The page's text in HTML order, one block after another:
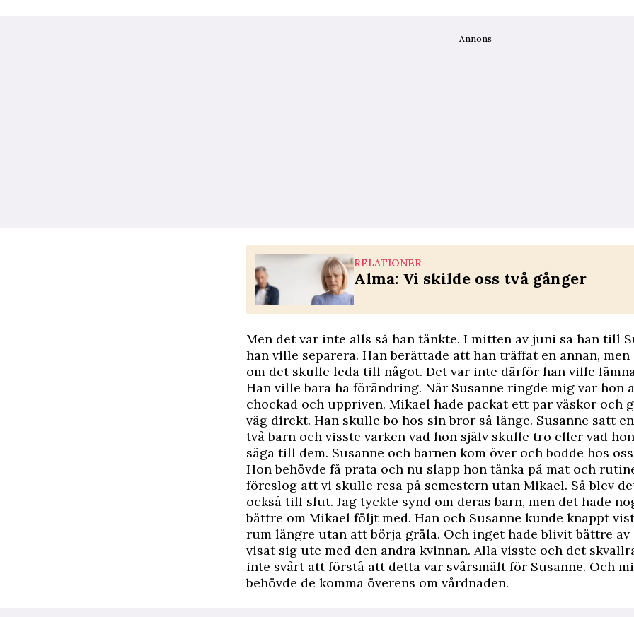
Annons
RELATIONER
Alma: Vi skilde oss två gånger
Men det var inte alls så han tänkte. I mitten av juni sa han till
han ville separera. Han berättade att han träffat en annan,
om det skulle leda till något. Det var inte därför han ville
Han ville bara ha förändring. När Susanne ringde mig var hon
chockad och uppriven. Mikael hade packat ett par väskor och
väg direkt. Han skulle bo hos sin bror så länge. Susanne satt
två barn och visste varken vad hon själv skulle tro eller vad
säga till dem. Susanne och barnen kom över och bodde hos
Hon behövde få prata och nu slapp hon tänka på mat och
föreslog att vi skulle resa på semestern utan Mikael. Så blev
också till slut. Jag tyckte synd om deras barn, men det hade
bättre om Mikael följt med. Han och Susanne kunde knappt
rum längre utan att börja gräla. Och inget hade blivit bättre av
visat sig ute med den andra kvinnan. Alla visste och det
inte svårt att förstå att detta var svårsmält för Susanne. Och
behövde de komma överens om vårdnaden.